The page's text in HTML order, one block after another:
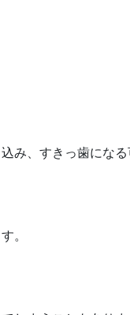
み、すきっ歯になる
。